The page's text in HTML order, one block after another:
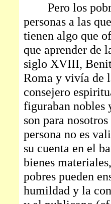
Pero los
personas a las
tienen algo que
que aprender de
siglo XVIII,
Roma y vivía de
consejero
figuraban nobles
son para
persona no es
su cuenta en el
bienes
pobres pueden
humildad y la